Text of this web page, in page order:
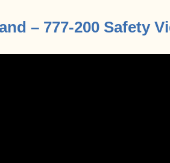
– 777-200 Safety